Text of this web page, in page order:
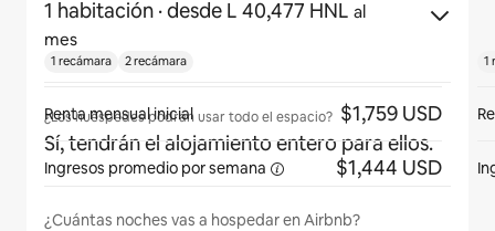
1 habitación · desde L 40,477 HNL al
mes
¿Los huéspedes podrán usar todo el espacio?
Sí, tendrán el alojamiento entero para ellos.
¿Cuántas noches vas a hospedar en Airbnb?
1 recámara 2 recámara
Renta mensual inicial $1,759 USD
Ingresos promedio porsemana $1,444 USD
1